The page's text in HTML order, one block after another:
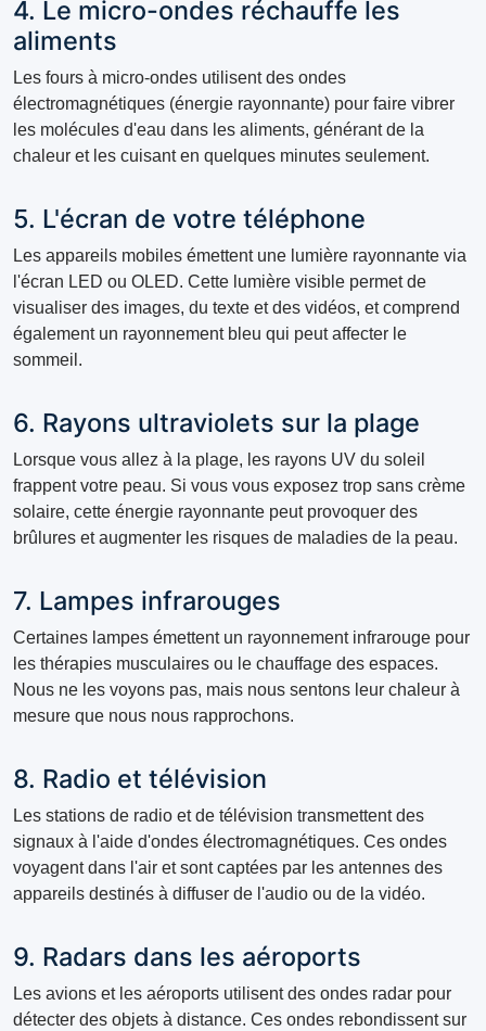
4. Le micro-ondes réchauffe les
aliments
Les fours à micro-ondes utilisent des ondes
électromagnétiques (énergie rayonnante) pour faire vibrer
les molécules d'eau dans les aliments, générant de la
chaleur et les cuisant en quelques minutes seulement.
5. L'écran de votre téléphone
Les appareils mobiles émettent une lumière rayonnante via
l'écran LED ou OLED. Cette lumière visible permet de
visualiser des images, du texte et des vidéos, et comprend
également un rayonnement bleu qui peut affecter le
sommeil.
6. Rayons ultraviolets sur la plage
Lorsque vous allez à la plage, les rayons UV du soleil
frappent votre peau. Si vous vous exposez trop sans crème
solaire, cette énergie rayonnante peut provoquer des
brûlures et augmenter les risques de maladies de la peau.
7. Lampes infrarouges
Certaines lampes émettent un rayonnement infrarouge pour
les thérapies musculaires ou le chauffage des espaces.
Nous ne les voyons pas, mais nous sentons leur chaleur à
mesure que nous nous rapprochons.
8. Radio et télévision
Les stations de radio et de télévision transmettent des
signaux à l'aide d'ondes électromagnétiques. Ces ondes
voyagent dans l'air et sont captées par les antennes des
appareils destinés à diffuser de l'audio ou de la vidéo.
9. Radars dans les aéroports
Les avions et les aéroports utilisent des ondes radar pour
détecter des objets à distance. Ces ondes rebondissent sur